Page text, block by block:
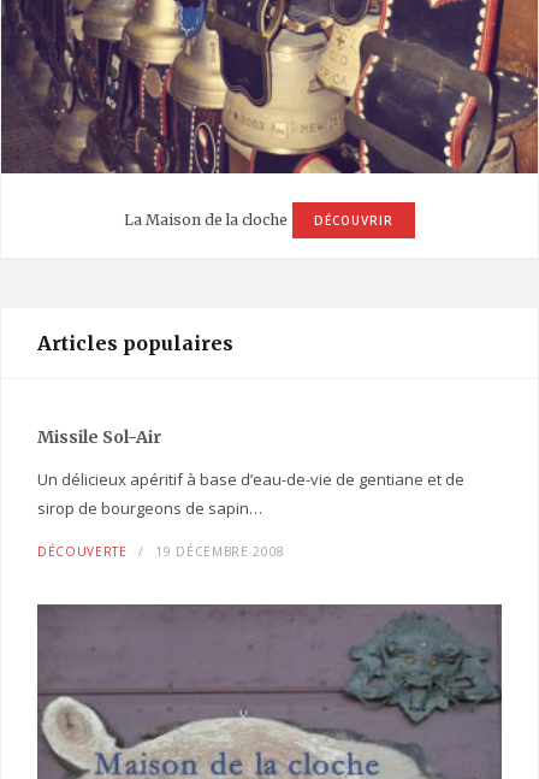
La Maison de la cloche DÉCOUVRIR
Articles populaires
Missile Sol-Air
Un délicieux apéritif à base d’eau-de-vie de gentiane et de
sirop de bourgeons de sapin…
DÉCOUVERTE 19 DÉCEMBRE 2008